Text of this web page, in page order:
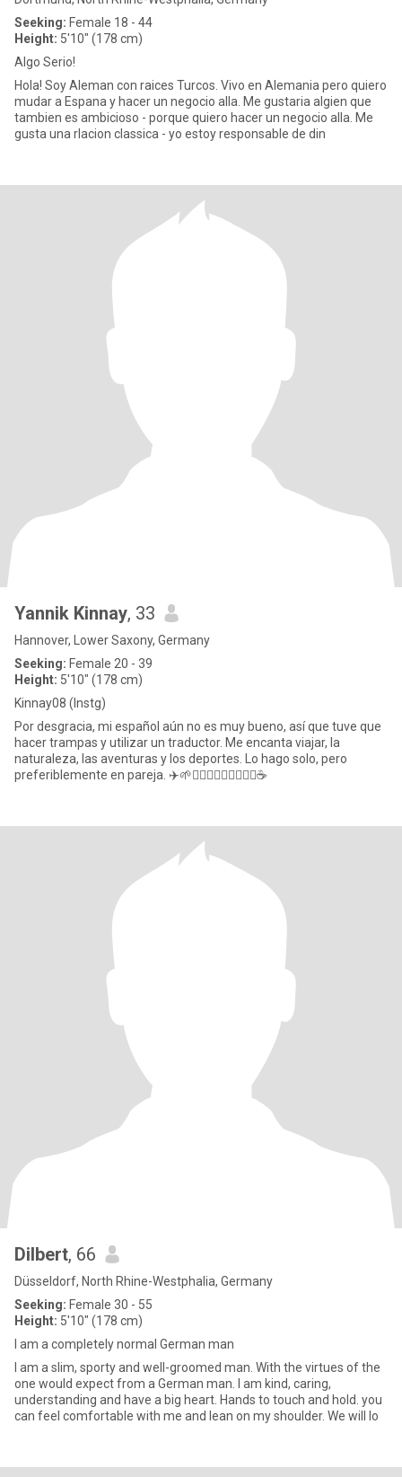
Seeking: Female 18 - 44
Height: 5'10" (178 cm)
Algo Serio!
Hola! Soy Aleman con raices Turcos. Vivo en Alemania pero quiero
mudar a Espana y hacer un negocio alla. Me gustaria algien que
tambien es ambicioso - porque quiero hacer un negocio alla. Me
gusta una rlacion classica - yo estoy responsable de din
Yannik Kinnay, 33
Hannover, Lower Saxony, Germany
Seeking: Female 20 - 39
Height: 5'10" (178 cm)
Kinnay08 (Instg)
Por desgracia, mi español aún no es muy bueno, así que tuve que
hacer trampas y utilizar un traductor. Me encanta viajar, la
naturaleza, las aventuras y los deportes. Lo hago solo, pero
preferiblemente en pareja. ✈️🌱🚴🏼‍♂️🧗🏼‍♂️🏋🏽‍♂️☕️
Dilbert, 66
Düsseldorf, North Rhine-Westphalia, Germany
Seeking: Female 30 - 55
Height: 5'10" (178 cm)
I am a completely normal German man
I am a slim, sporty and well-groomed man. With the virtues of the
one would expect from a German man. I am kind, caring,
understanding and have a big heart. Hands to touch and hold. you
can feel comfortable with me and lean on my shoulder. We will lo